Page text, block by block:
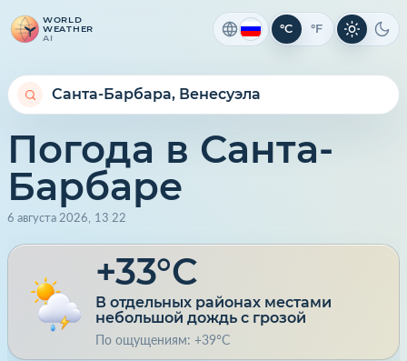
WORLD
WEATHER
AI
°C °F Светлая
Погода в Санта-
Барбаре
6 августа 2026 13 22
+33°C
В отдельных районах местами
небольшой дождь с грозой
По ощущениям: +39°C